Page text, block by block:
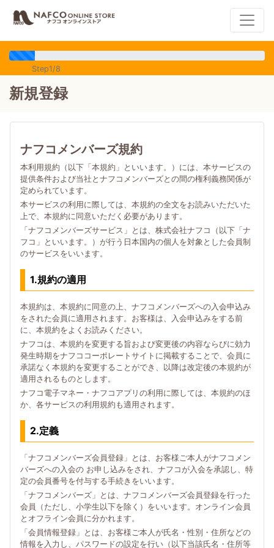
Step1/8
新規登録
ナフコメンバーズ規約
本利用規約（以下「本規約」といいます。）には、本サービスの
提供条件および当社とナフコメンバーズとの間の権利義務関係が
定められています。
本サービスの利用に際しては、本規約の全文をお読みいただいた
上で、本規約に同意いただく必要があります。
「ナフコメンバーズサービス」とは、株式会社ナフコ（以下「ナ
フコ」といいます。）が行う日本国内の個人を対象とした会員制
のサービスをいいます。
1.規約の適用
本規約は、本規約に同意の上、ナフコメンバーズへの入会申込み
をされた会員に適用されます。お客様は、入会申込みをする前
に、本規約をよくお読みください。
ナフコは、本規約を変更する旨および変更後の内容ならびに効力
発生時期をナフココーポレートサイトに掲載することで、会員に
承諾なく本規約を変更することができ、以降は改定後の本規約が
適用されるものとします。
ナフコ電子マネー・ナフコアプリの利用に際しては、本規約のほ
か、各サービスの利用規約も適用されます。
2.定義
「ナフコメンバーズ会員登録」とは、お客様ご本人がナフコメン
バーズへの入会の お申し込みをされ、ナフコが入会を承認し、特
定の会員番号を付与する手続きをいいます。
「ナフコメンバーズ」とは、ナフコメンバーズ会員登録を行った
会員（ただし、小学生以下を除く）をいいます。オンライン会員
とオフライン会員に分かれます。
「会員情報登録」とは、お客様ご本人が氏名・性別・住所などの
情報を入力し、パスワードの設定を行い（以下当該氏名・住所等